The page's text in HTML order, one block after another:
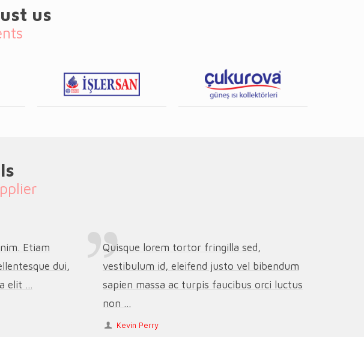
us
Etiam
dui,
elit ...
Quisque lorem tortor fringilla sed,
vestibulum id, eleifend justo vel bibendum
sapien massa ac turpis faucibus orci luctus
non ...
Kevin Perry